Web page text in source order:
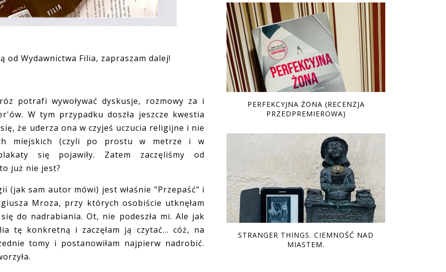
Wydawnictwa Filia, zapraszam dalej!
potrafi wywoływać dyskusje, rozmowy za i
W tym przypadku doszła jeszcze kwestia
że uderza ona w czyjeś uczucia religijne i nie
miejskich (czyli po prostu w metrze i w
się pojawiły. Zatem zaczęliśmy od
już nie jest?
sam autor mówi) jest właśnie "Przepaść" i
Mroza, przy których osobiście utknęłam
do nadrabiania. Ot, nie podeszła mi. Ale jak
tę konkretną i zaczęłam ją czytać... cóż, na
tomy i postanowiłam najpierw nadrobić.
PERFEKCYJNA ŻONA (RECENZJA
PRZEDPREMIEROWA)
STRANGER THINGS. CIEMNOŚĆ NAD
MIASTEM.